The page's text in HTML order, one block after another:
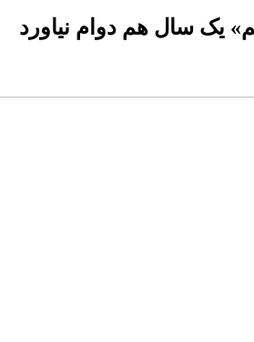
یک سال هم دوام نیاورد